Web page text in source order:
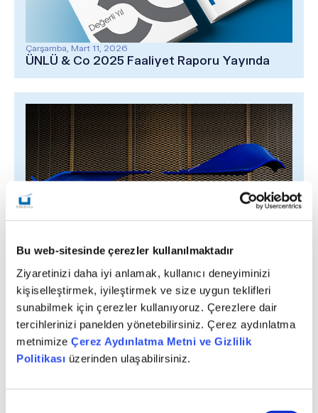
Bu web-sitesinde çerezler kullanılmaktadır
Ziyaretinizi daha iyi anlamak, kullanıcı deneyiminizi
kişiselleştirmek, iyileştirmek ve size uygun teklifleri
sunabilmek için çerezler kullanıyoruz. Çerezlere dair
tercihlerinizi panelden yönetebilirsiniz. Çerez aydınlatma
metnimize Çerez Aydınlatma Metni ve Gizlilik
Politikası üzerinden ulaşabilirsiniz.
Çarşamba, Mart 11, 2026
ÜNLÜ & Co 2025 Faaliyet Raporu Yayında
Pazartesi, Mart 09, 2026
ÜNLÜ Yatırım Holding A.Ş. 2025 Yılı Finansal
Sonuçları Açıklandı